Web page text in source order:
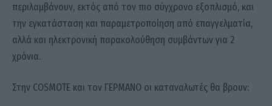
περιλαμβάνουν, εκτός από τον πιο σύγχρονο εξοπλισμό, και
την εγκατάσταση και παραμετροποίηση από επαγγελματία,
αλλά και ηλεκτρονική παρακολούθηση συμβάντων για 2
χρόνια.
Στην COSMOTE και τον ΓΕΡΜΑΝΟ οι καταναλωτές θα βρουν: